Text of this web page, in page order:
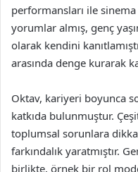
performansları ile
yorumlar almış, genç
olarak kendini
arasında denge kurarak
Oktav, kariyeri boyunca
katkıda bulunmuştur.
toplumsal sorunlara
farkındalık yaratmıştır.
birlikte, örnek bir rol